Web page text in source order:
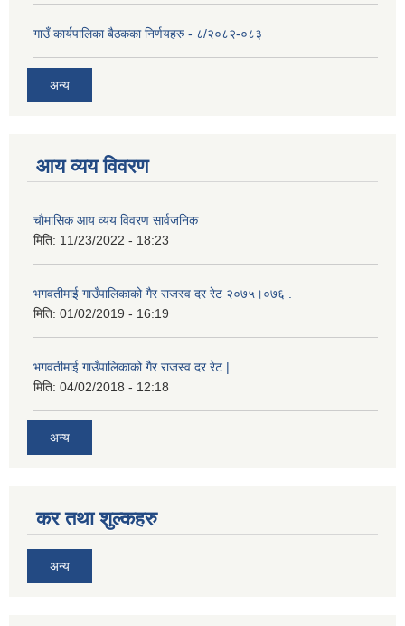
गाउँ कार्यपालिका बैठकका निर्णयहरु - ८/२०८२-०८३
अन्य
आय व्यय विवरण
चाैमासिक आय व्यय विवरण सार्वजनिक
मिति: 11/23/2022 - 18:23
भगवतीमाई गाउँपालिकाको गैर राजस्व दर रेट २०७५।०७६ .
मिति: 01/02/2019 - 16:19
भगवतीमाई गाउँपालिकाको गैर राजस्व दर रेट |
मिति: 04/02/2018 - 12:18
अन्य
कर तथा शुल्कहरु
अन्य